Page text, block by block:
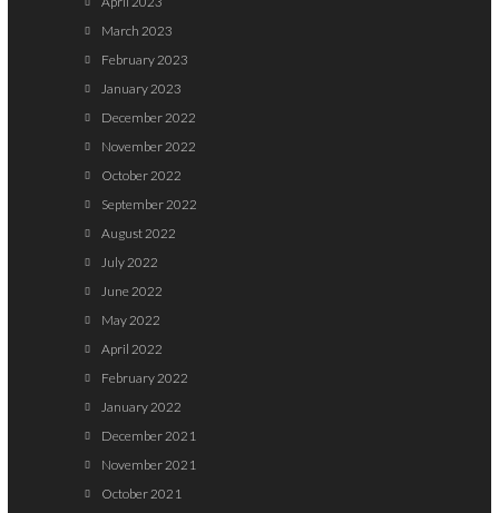
March 2023
February 2023
January 2023
December 2022
November 2022
October 2022
September 2022
August 2022
July 2022
June 2022
May 2022
April 2022
February 2022
January 2022
December 2021
November 2021
October 2021